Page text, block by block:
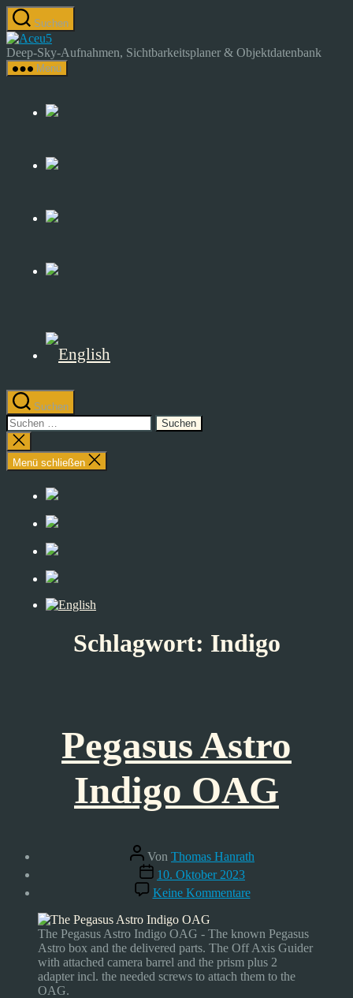
Zum
Inhalt
springen
Suchen
Astrocamp
–
Astrofotografie
Sky-
Deep-Sky-Aufnahmen, Sichtbarkeitsplaner & Objektdatenbank
Menü
Suchen
Suchen
nach:
Suche
schließen
Menü schließen
Schlagwort: Indigo
Pegasus Astro
Indigo OAG
Beitragsautor
Von Thomas Hanrath
Veröffentlichungsdatum
10. Oktober 2023
Keine Kommentarezu
Pegasus
Indigo
OAG
The Pegasus Astro Indigo OAG - The known Pegasus
Astro box and the delivered parts. The Off Axis Guider
with attached camera barrel and the prism plus 2
adapter incl. the needed screws to attach them to the
OAG.